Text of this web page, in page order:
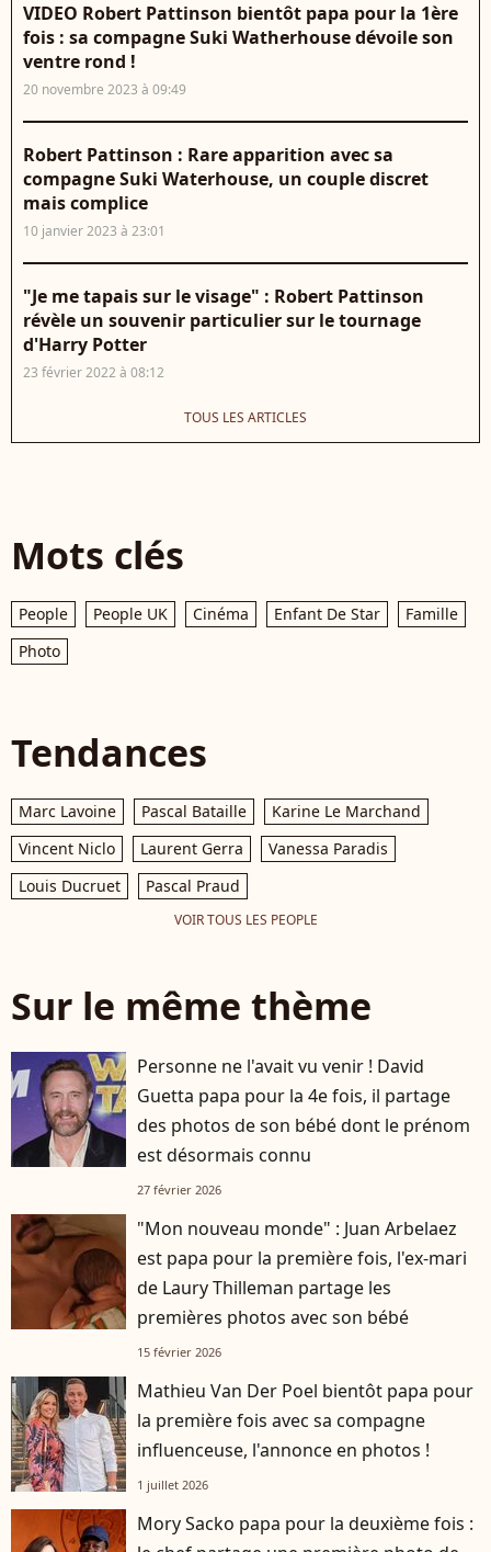
VIDEO Robert Pattinson bientôt papa pour la 1ère
fois : sa compagne Suki Watherhouse dévoile son
ventre rond !
20 novembre 2023 à 09:49
Robert Pattinson : Rare apparition avec sa
compagne Suki Waterhouse, un couple discret
mais complice
10 janvier 2023 à 23:01
"Je me tapais sur le visage" : Robert Pattinson
révèle un souvenir particulier sur le tournage
d'Harry Potter
23 février 2022 à 08:12
TOUS LES ARTICLES
Mots clés
People People UK Cinéma Enfant De Star
Famille
Photo
Tendances
Marc Lavoine Pascal Bataille
Karine Le Marchand
Vincent Niclo
Laurent Gerra
Vanessa Paradis
Louis Ducruet
Pascal Praud
VOIR TOUS LES PEOPLE
Sur le même thème
Personne ne l'avait vu venir ! David
Guetta papa pour la 4e fois, il partage
des photos de son bébé dont le prénom
est désormais connu
27 février 2026
"Mon nouveau monde" : Juan Arbelaez
est papa pour la première fois, l'ex-mari
de Laury Thilleman partage les
premières photos avec son bébé
15 février 2026
Mathieu Van Der Poel bientôt papa pour
la première fois avec sa compagne
influenceuse, l'annonce en photos !
1 juillet 2026
Mory Sacko papa pour la deuxième fois :